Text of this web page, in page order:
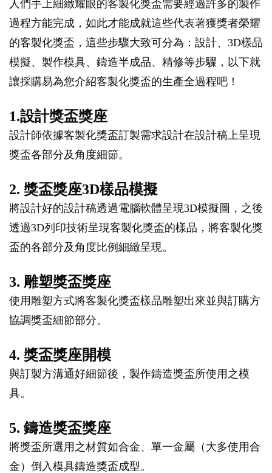
人們手上細緻耀眼的客製化獎盃需要經過許多的製作
過程方能完成，如此才能成就這些代表著獲獎者榮耀
的客製化獎盃，這些步驟大致可分為：設計、3D樣品
模擬、製作模具、鑄造半成品、精修等步驟，以下就
讓採購易為您介紹客製化獎盃的生產全過程吧！
1.設計獎盃獎座
設計師依據客製化獎盃訂製需求設計在設計稿上呈現
獎盃各部分及角度細節。
2. 獎盃獎座3D樣品模擬
將設計好的設計稿透過電腦軟體呈現3D模擬圖，之後
透過3D列印技術呈現客製化獎盃的樣品，將客製化獎
盃的各部分及角度比例細緻呈現。
3. 雕塑獎盃獎座
使用雕塑方式將客製化獎盃樣品雕塑出來並與訂購方
協調獎盃細節部分。
4. 獎盃獎座開模
與訂製方溝通好細節後，製作鑄造獎盃所使用之模
具。
5. 鑄造獎盃獎座
將獎盃所選用之材質如合金、單一金屬（大多使用合
金）倒入模具鑄造獎盃成型。